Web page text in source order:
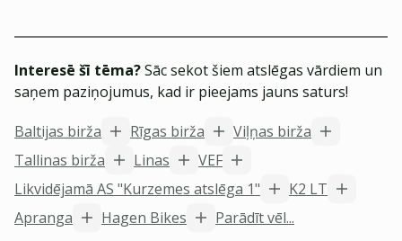
Interesē šī tēma?Sāc sekot šiem atslēgas vārdiem un
saņem paziņojumus, kad ir pieejams jauns saturs!
Baltijas birža
Rīgas birža
Viļņas birža
Tallinas birža
Linas
VEF
Likvidējamā AS "Kurzemes atslēga 1"
K2 LT
Apranga
Hagen Bikes Parādīt vēl...